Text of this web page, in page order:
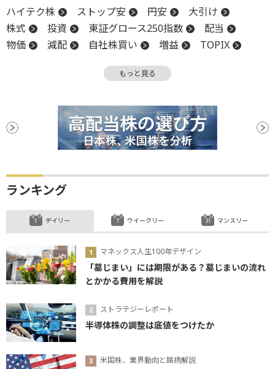
ハイテク株 ストップ安 円安
大引け
株式
投資 東証グロース250指数
配当
物価
減配 自社株買い 増益
TOPIX
決算 後場
続伸 反落 安値
もっと見る
ランキング
デイリー
マネックス人生100年デザイン
「墓じまい」には期限がある？墓じまいの流れ
とかかる費用を解説
ストラテジーレポート
半導体株の調整は底値をつけたか
米国株、業界動向と銘柄解説
ウイークリー マンスリー